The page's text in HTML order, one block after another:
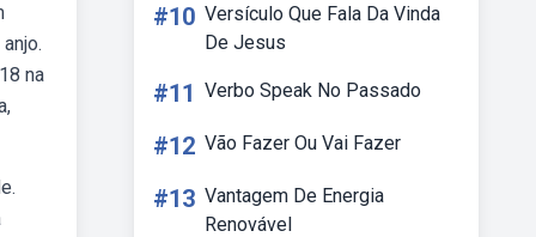
na
#10 Versículo Que Fala Da Vinda
De Jesus
#11 Verbo Speak No Passado
#12 Vão Fazer Ou Vai Fazer
#13 Vantagem De Energia
Renovável